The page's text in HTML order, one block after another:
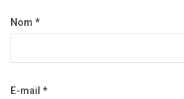
Nom *
E-mail *